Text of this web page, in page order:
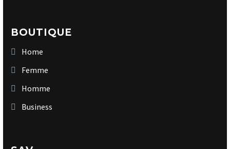
BOUTIQUE
Home
Femme
Homme
Business